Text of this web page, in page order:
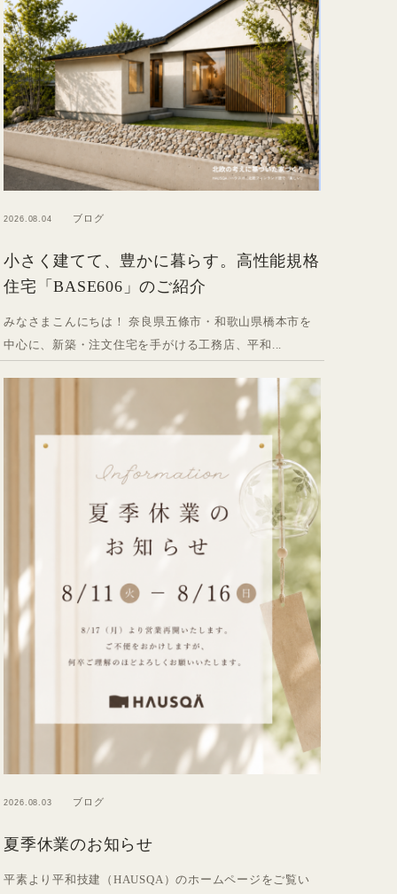
2026.08.04 ブログ
小さく建てて、豊かに暮らす。高性能規格
住宅「BASE606」のご紹介
みなさまこんにちは！ 奈良県五條市・和歌山県橋本市を
中心に、新築・注文住宅を手がける工務店、平和...
2026.08.03 ブログ
夏季休業のお知らせ
平素より平和技建（HAUSQA）のホームページをご覧い